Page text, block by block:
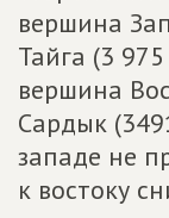
вершина
Тайга (3
вершина
Сардык
западе не
к востоку